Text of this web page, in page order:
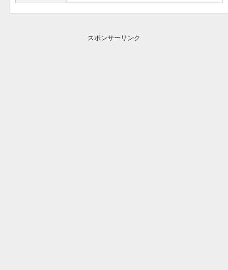
スポンサーリンク